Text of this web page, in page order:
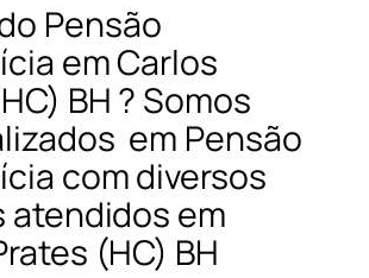
Pensão
em Carlos
BH ? Somos
em Pensão
com diversos
atendidos em
(HC) BH